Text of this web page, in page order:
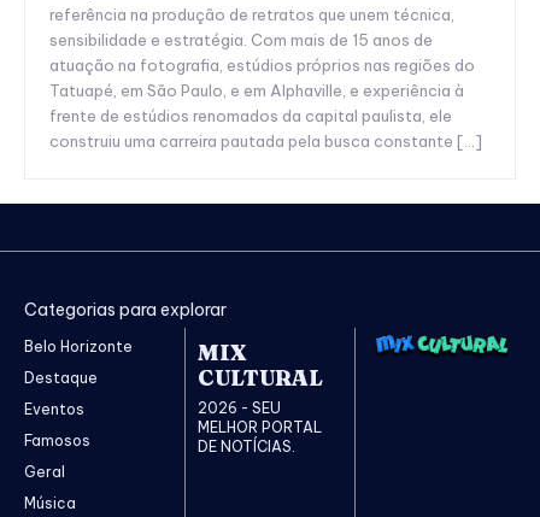
referência na produção de retratos que unem técnica,
sensibilidade e estratégia. Com mais de 15 anos de
atuação na fotografia, estúdios próprios nas regiões do
Tatuapé, em São Paulo, e em Alphaville, e experiência à
frente de estúdios renomados da capital paulista, ele
construiu uma carreira pautada pela busca constante […]
Categorias para explorar
Belo Horizonte
Destaque
Eventos
Famosos
Geral
Música
MIX
CULTURAL
2026 - SEU
MELHOR PORTAL
DE NOTÍCIAS.